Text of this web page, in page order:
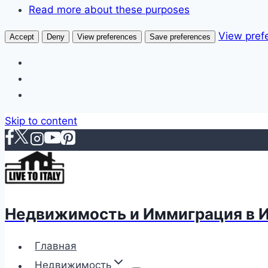
Read more about these purposes
Accept Deny View preferences Save preferences View
Skip to content
Недвижимость и Иммиграция в
Главная
Недвижимость